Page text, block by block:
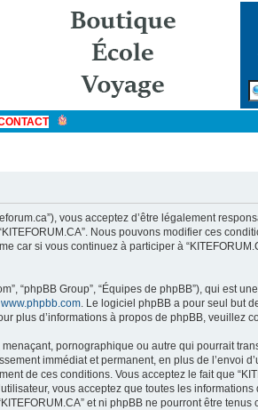
vous acceptez d’être légalement
Nous pouvons modifier ces
si vous continuez à participer à
“phpBB Group”, “Équipes de phpBB”), qui est
www.phpbb.com . Le logiciel phpBB a pour seul but
plus d’informations à propos de phpBB, veuillez
pornographique ou autre qui pourrait
immédiat et permanent, en plus de l’envoi
de ces conditions. Vous acceptez le fait que
vous acceptez que toutes les
et ni phpBB ne pourront être